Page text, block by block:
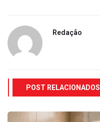
Redação
POST RELACIONADOS